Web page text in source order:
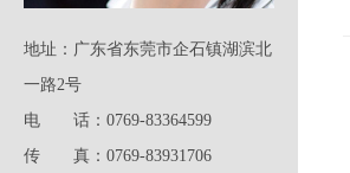
地址：广东省东莞市企石镇湖滨北
一路2号
电 话：0769-83364599
传 真：0769-83931706